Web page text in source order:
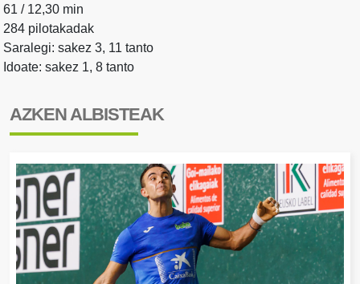
61 / 12,30 min
284 pilotakadak
Saralegi: sakez 3, 11 tanto
Idoate: sakez 1, 8 tanto
AZKEN ALBISTEAK